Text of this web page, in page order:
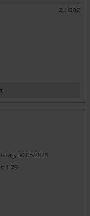
zu lang
30.05.2026
1.79